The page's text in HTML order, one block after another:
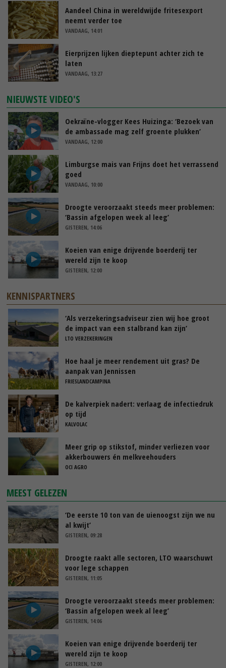
Aandeel China in wereldwijde fritesexport
neemt verder toe
VANDAAG, 14:01
Eierprijzen lijken dieptepunt achter zich te
laten
VANDAAG, 13:27
NIEUWSTE VIDEO'S
Oekraïne-vlogger Kees Huizinga: ‘Bezoek van
de ambassade mag zelf groente plukken’
VANDAAG, 12:00
Limburgse mais van Frijns doet het verrassend
goed
VANDAAG, 10:00
Droogte veroorzaakt steeds meer problemen:
‘Bassin afgelopen week al leeg’
GISTEREN, 14:06
Koeien van enige drijvende boerderij ter
wereld zijn te koop
GISTEREN, 12:00
KENNISPARTNERS
‘Als verzekeringsadviseur zien wij hoe groot
de impact van een stalbrand kan zijn’
LTO VERZEKERINGEN
Hoe haal je meer rendement uit gras? De
aanpak van Jennissen
FRIESLANDCAMPINA
De kalverpiek nadert: verlaag de infectiedruk
op tijd
KALVOLAC
Meer grip op stikstof, minder verliezen voor
akkerbouwers én melkveehouders
OCI AGRO
MEEST GELEZEN
‘De eerste 10 ton van de uienoogst zijn we nu
al kwijt’
GISTEREN, 09:28
Droogte raakt alle sectoren, LTO waarschuwt
voor lege schappen
GISTEREN, 11:05
Droogte veroorzaakt steeds meer problemen:
‘Bassin afgelopen week al leeg’
GISTEREN, 14:06
Koeien van enige drijvende boerderij ter
wereld zijn te koop
GISTEREN, 12:00